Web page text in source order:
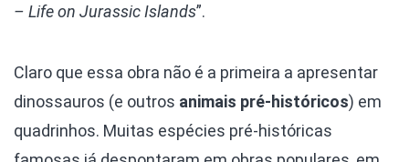
– Life on Jurassic Islands”.
Claro que essa obra não é a primeira a apresentar
dinossauros (e outros animais pré-históricos) em
quadrinhos. Muitas espécies pré-históricas